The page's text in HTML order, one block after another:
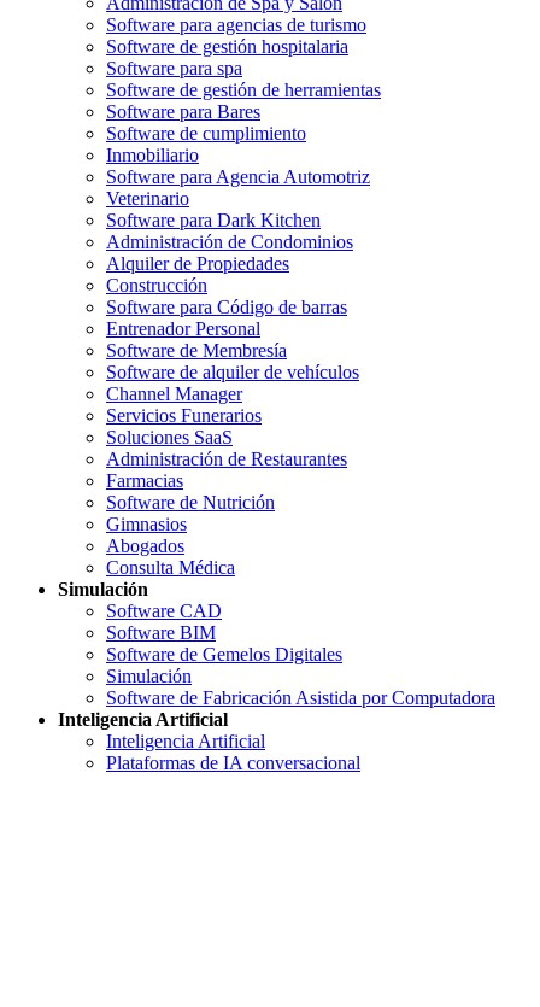
Software para agencias de turismo
Software de gestión hospitalaria
Software para spa
Software de gestión de herramientas
Software para Bares
Software de cumplimiento
Inmobiliario
Software para Agencia Automotriz
Veterinario
Software para Dark Kitchen
Administración de Condominios
Alquiler de Propiedades
Construcción
Software para Código de barras
Entrenador Personal
Software de Membresía
Software de alquiler de vehículos
Channel Manager
Servicios Funerarios
Soluciones SaaS
Administración de Restaurantes
Farmacias
Software de Nutrición
Gimnasios
Abogados
Consulta Médica
Simulación
Software CAD
Software BIM
Software de Gemelos Digitales
Simulación
Software de Fabricación Asistida por Computadora
Inteligencia Artificial
Inteligencia Artificial
Plataformas de IA conversacional